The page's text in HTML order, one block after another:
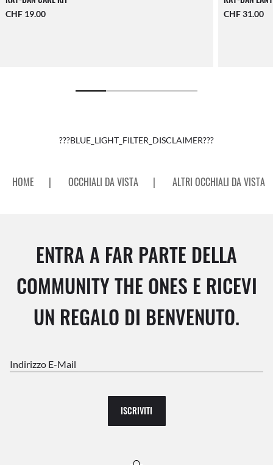
CHF 19.00 CHF 31.00
???BLUE_LIGHT_FILTER_DISCLAIMER???
HOME | OCCHIALI DA VISTA | ALTRI OCCHIALI DA VISTA
ENTRA A FAR PARTE DELLA
COMMUNITY THE ONES E RICEVI
UN REGALO DI BENVENUTO.
Indirizzo E-Mail
ISCRIVITI